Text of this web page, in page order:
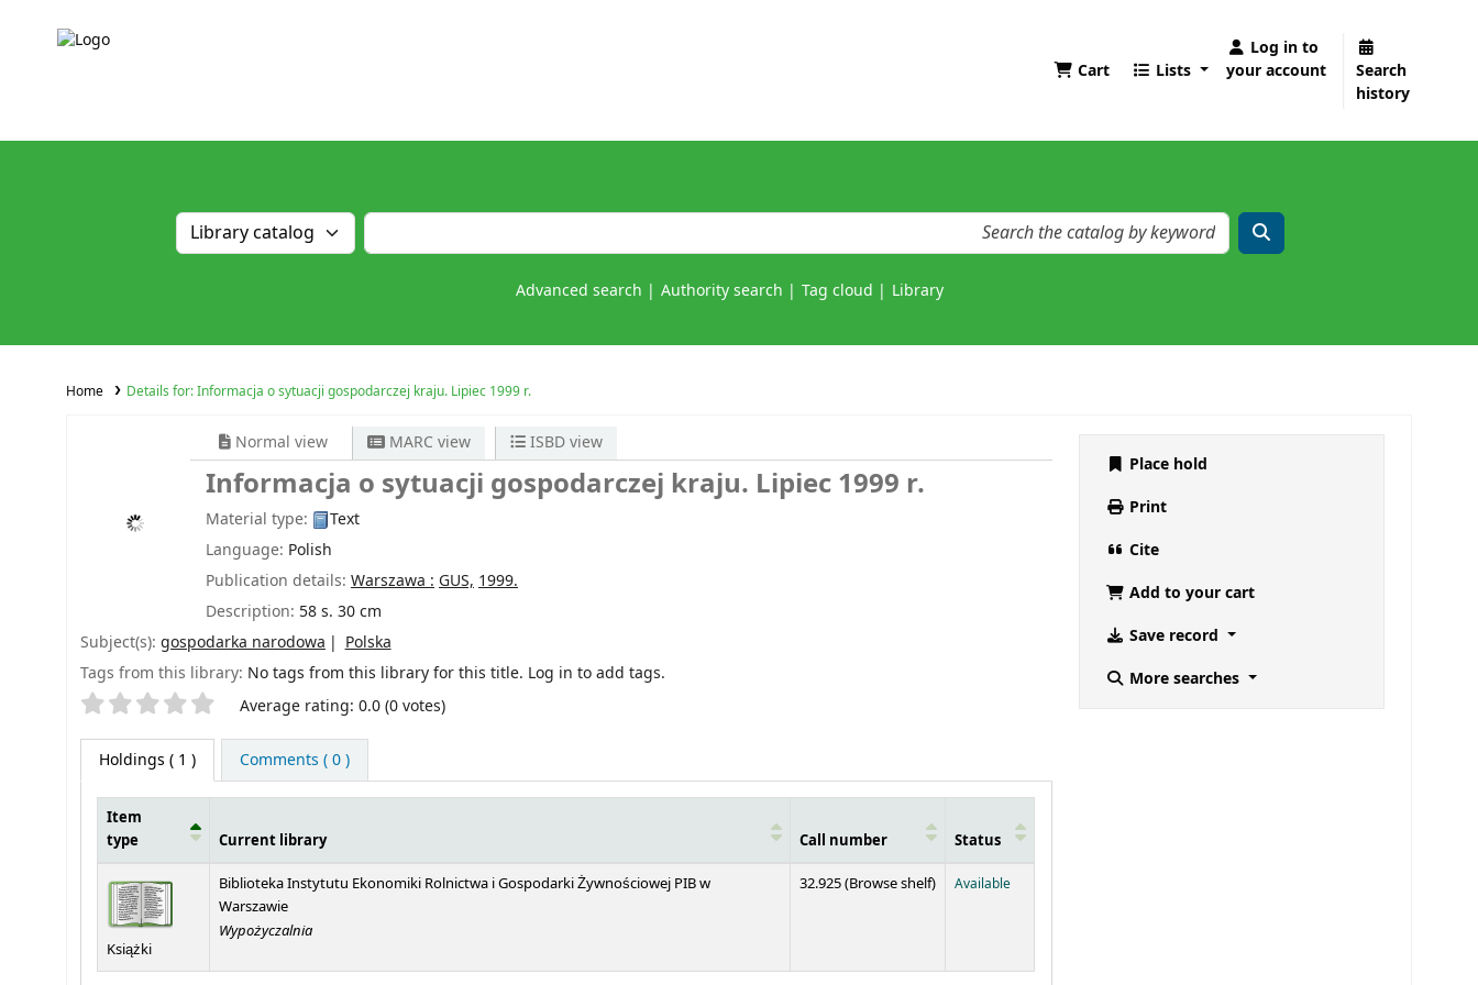
Cart Lists
Log in to
your account
Search
history
Advanced search Authority search Tag cloud Library
Home Details for:Informacja o sytuacji gospodarczej kraju. Lipiec 1999 r.
Normal view MARC view ISBD view
Informacja o sytuacji gospodarczej kraju. Lipiec 1999 r.
Material type:
Text
Language: Polish
Publication details: Warszawa : GUS, 1999.
Description: 58 s. 30 cm
Subject(s): gospodarka narodowa
Polska
Tags from this library: No tags from this library for this title. Log in to add tags.
Star ratings Average rating: 0.0 (0 votes)
Holdings ( 1 ) Comments ( 0 )
Item
type
Current library Call number Status
Książki
Biblioteka Instytutu Ekonomiki Rolnictwa i Gospodarki Żywnościowej PIB w
Warszawie
Wypożyczalnia
32.925 (Browse shelf(Opens below)
) Available
Place hold
Print
Cite
Add to your cart
Save record
More searches